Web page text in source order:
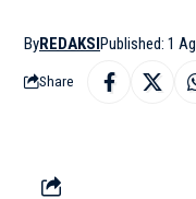
ByREDAKSIPublished: 1
Share